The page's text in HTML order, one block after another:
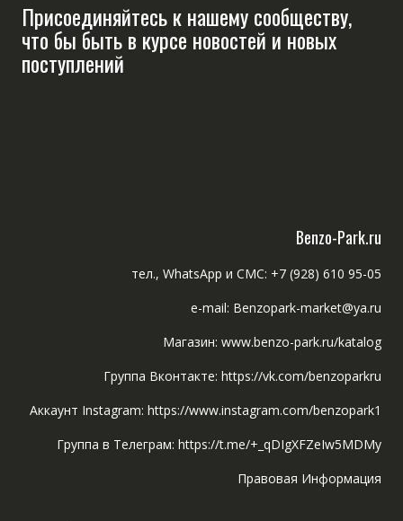
Присоединяйтесь к нашему сообществу,
что бы быть в курсе новостей и новых
поступлений
Benzo-Park.ru
тел., WhatsApp и СМС: +7 (928) 610 95-05
e-mail: Benzopark-market@ya.ru
Магазин: www.benzo-park.ru/katalog
Группа Вконтакте: https://vk.com/benzoparkru
Аккаунт Instagram: https://www.instagram.com/benzopark1
Группа в Телеграм: https://t.me/+_qDIgXFZeIw5MDMy
Правовая Информация